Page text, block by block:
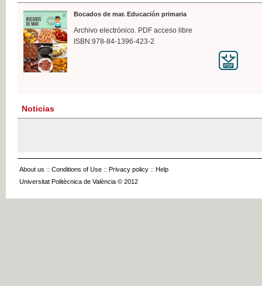
Bocados de mar. Educación primaria
Archivo electrónico. PDF acceso libre
ISBN:978-84-1396-423-2
Noticias
About us :: Conditions of Use :: Privacy policy :: Help
Universitat Politècnica de València © 2012